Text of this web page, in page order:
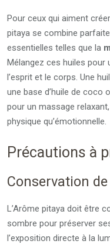
Pour ceux qui aiment
pitaya se combine
essentielles telles que la
Mélangez ces huiles pour
l’esprit et le corps. Une
une base d’huile de coco
pour un massage
physique qu’émotionnelle.
Précautions à
Conservation
L’Arôme pitaya doit être
sombre pour préserver
l’exposition directe à la